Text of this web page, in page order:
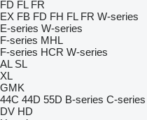
FD FL FR
EX FB FD FH FL FR W-series
E-series W-series
F-series MHL
F-series HCR W-series
AL SL
XL
GMK
44C 44D 55D B-series C-series
DV HD